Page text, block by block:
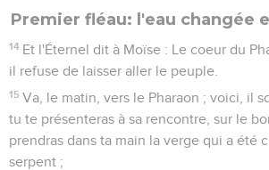
Premier fléau: l'eau changée
14 Et l'Éternel dit à Moïse : Le coeur du
il refuse de laisser aller le peuple.
15 Va, le matin, vers le Pharaon ; voici, il
tu te présenteras à sa rencontre, sur le
prendras dans ta main la verge qui a été
serpent ;